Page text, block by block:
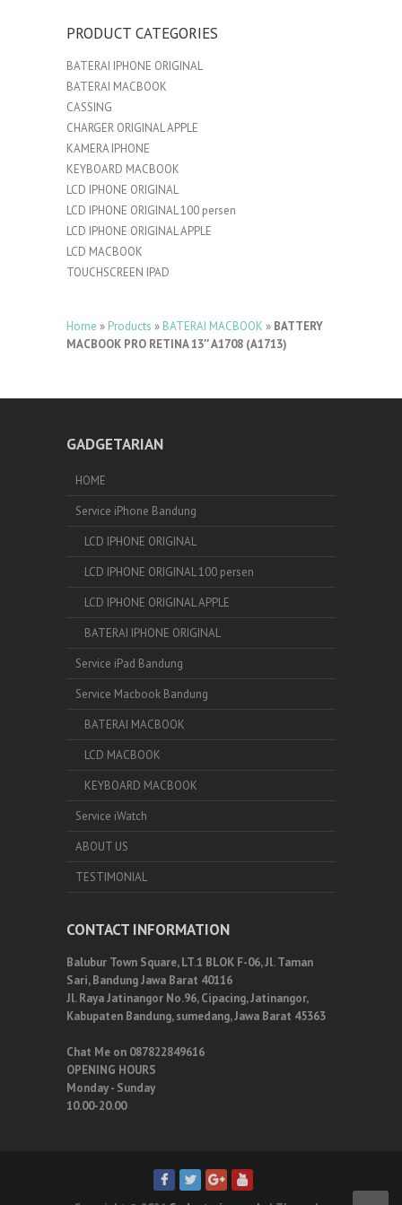
PRODUCT CATEGORIES
BATERAI IPHONE ORIGINAL
BATERAI MACBOOK
CASSING
CHARGER ORIGINAL APPLE
KAMERA IPHONE
KEYBOARD MACBOOK
LCD IPHONE ORIGINAL
LCD IPHONE ORIGINAL 100 persen
LCD IPHONE ORIGINAL APPLE
LCD MACBOOK
TOUCHSCREEN IPAD
Home » Products » BATERAI MACBOOK » BATTERY
MACBOOK PRO RETINA 13″ A1708 (A1713)
GADGETARIAN
HOME
Service iPhone Bandung
LCD IPHONE ORIGINAL
LCD IPHONE ORIGINAL 100 persen
LCD IPHONE ORIGINAL APPLE
BATERAI IPHONE ORIGINAL
Service iPad Bandung
Service Macbook Bandung
BATERAI MACBOOK
LCD MACBOOK
KEYBOARD MACBOOK
Service iWatch
ABOUT US
TESTIMONIAL
CONTACT INFORMATION
Balubur Town Square, LT.1 BLOK F-06, Jl. Taman
Sari, Bandung Jawa Barat 40116
Jl. Raya Jatinangor No.96, Cipacing, Jatinangor,
Kabupaten Bandung, sumedang, Jawa Barat 45363
Chat Me on 087822849616
OPENING HOURS
Monday - Sunday
10.00-20.00